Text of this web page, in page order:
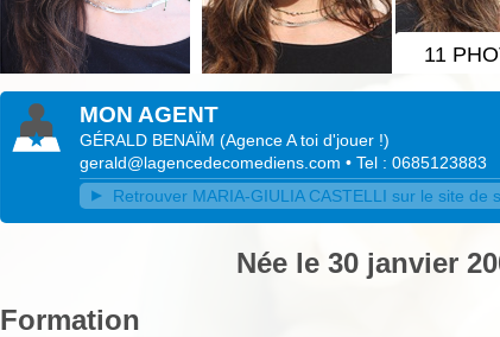
11
MON AGENT
GÉRALD BENAÏM (Agence A toi d'jouer !)
gerald@lagencedecomediens.com • Tel : 0685123883
Retrouver MARIA-GIULIA CASTELLI sur le site de
Née le 30 janvier
Formation